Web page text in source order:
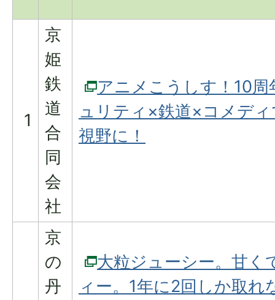
1
京
姫
鉄
道
合
同
会
社
アニメこうしす！10周
ュリティ×鉄道×コメデ
視野に！
京
の
丹
大粒ジューシー。甘く
ィー。1年に2回しか取れ